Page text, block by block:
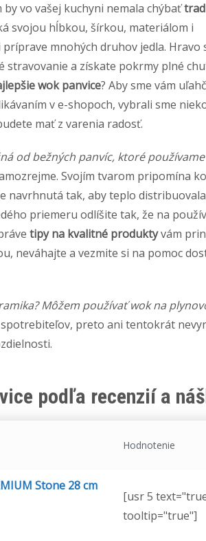
vo vašej kuchyni nemala chýbať
svojou hĺbkou, šírkou, materiálom i
mnohých druhov jedla. Hravo
stravovanie a získate pokrmy plné
wok panvice? Aby sme vám
v e-shopoch, vybrali sme
mať z varenia radosť.
od bežných panvíc, ktoré
Svojím tvarom pripomína
navrhnutá tak, aby teplo
priemeru odlíšite tak, že na
tipy na kvalitné produktyvám
neváhajte a vezmite si na pomoc
Môžem používať wok na
preto ani tentokrát
podľa recenzií a
Hodnotenie
Stone 28 cm
[usr 5
tooltip="true"]